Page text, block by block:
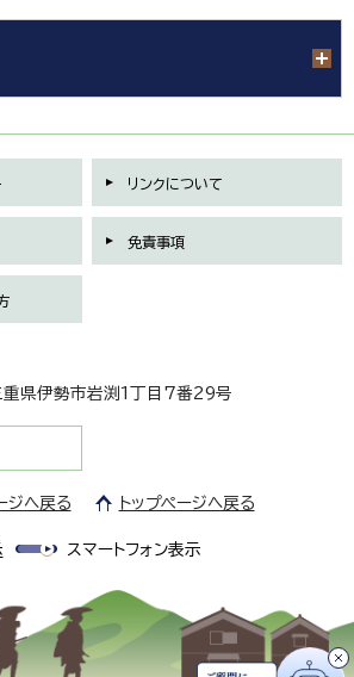
リンクについて
免責事項
県伊勢市岩渕1丁目7番29号
ジへ戻る トップページへ戻る
スマートフォン表示